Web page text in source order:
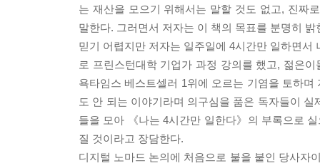
는 재산을 모으기 위해서는 말할 것도 없고, 진짜
말한다. 그러면서 저자는 이 책의 목표를 분명히
믿기 어렵지만 저자는 일주일에 4시간만 일하면
로 프린스턴대학 기업가 과정 강의를 했고, 젊은
욕타임스 베스트셀러 1위에 오르는 기염을 토하
도 안 되는 이야기라며 의구심을 품은 독자들이
들을 모아 《나는 4시간만 일한다》의 부록으로
질 것이라고 장담한다.
디지털 노마드 논의에 처음으로 불을 붙인 당사자